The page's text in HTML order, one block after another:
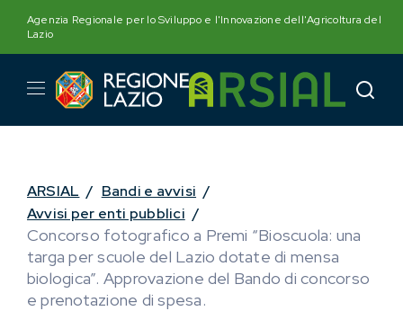
content
Agenzia Regionale per lo Sviluppo e l'Innovazione dell'Agricoltura del
Lazio
ARSIAL / Bandi e avvisi /
Avvisi per enti pubblici /
Concorso fotografico a Premi “Bioscuola: una
targa per scuole del Lazio dotate di mensa
biologica”. Approvazione del Bando di concorso
e prenotazione di spesa.